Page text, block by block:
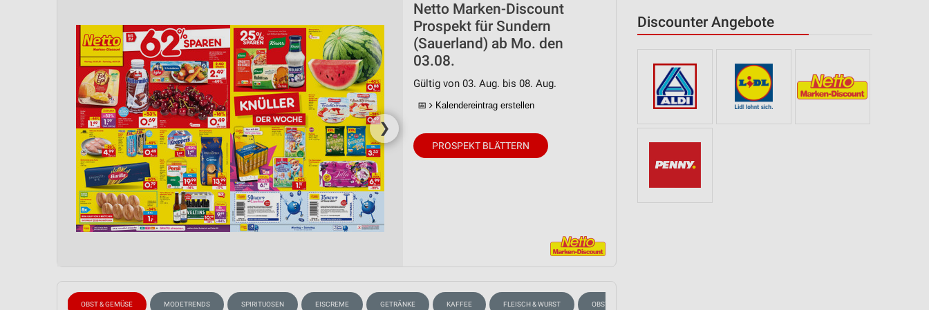
Discounter Angebote
❯
Netto Marken-Discount
Prospekt für Sundern
(Sauerland) ab Mo. den
03.08.
Gültig von 03. Aug. bis 08. Aug.
📅 Kalendereintrag erstellen
PROSPEKT BLÄTTERN
OBST & GEMÜSE MODETRENDS SPIRITUOSEN EISCREME GETRÄNKE KAFFEE FLEISCH & WURST OBST